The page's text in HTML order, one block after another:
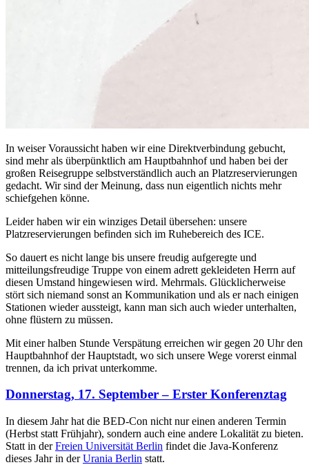
In weiser Voraussicht haben wir eine Direktverbindung gebucht,
sind mehr als überpünktlich am Hauptbahnhof und haben bei der
großen Reisegruppe selbstverständlich auch an Platzreservierungen
gedacht. Wir sind der Meinung, dass nun eigentlich nichts mehr
schiefgehen könne.
Leider haben wir ein winziges Detail übersehen: unsere
Platzreservierungen befinden sich im Ruhebereich des ICE.
So dauert es nicht lange bis unsere freudig aufgeregte und
mitteilungsfreudige Truppe von einem adrett gekleideten Herrn auf
diesen Umstand hingewiesen wird. Mehrmals. Glücklicherweise
stört sich niemand sonst an Kommunikation und als er nach einigen
Stationen wieder aussteigt, kann man sich auch wieder unterhalten,
ohne flüstern zu müssen.
Mit einer halben Stunde Verspätung erreichen wir gegen 20 Uhr den
Hauptbahnhof der Hauptstadt, wo sich unsere Wege vorerst einmal
trennen, da ich privat unterkomme.
Donnerstag, 17. September – Erster Konferenztag
In diesem Jahr hat die BED-Con nicht nur einen anderen Termin
(Herbst statt Frühjahr), sondern auch eine andere Lokalität zu bieten.
Statt in derFreien Universität Berlin findet die Java-Konferenz
dieses Jahr in derUrania Berlin statt.